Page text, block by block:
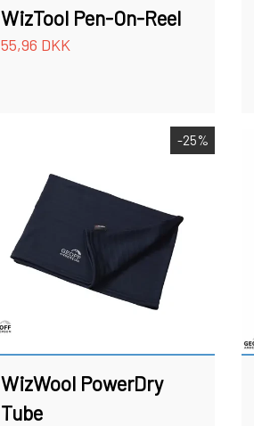
WizTool Pen-On-Reel
55,96 DKK
-25%
WizWool PowerDry
Tube